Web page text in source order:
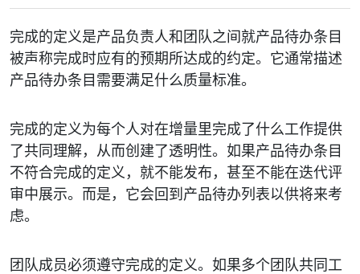
完成的定义是产品负责人和团队之间就产品待办条目
被声称完成时应有的预期所达成的约定。它通常描述
产品待办条目需要满足什么质量标准。
完成的定义为每个人对在增量里完成了什么工作提供
了共同理解，从而创建了透明性。如果产品待办条目
不符合完成的定义，就不能发布，甚至不能在迭代评
审中展示。而是，它会回到产品待办列表以供将来考
虑。
团队成员必须遵守完成的定义。如果多个团队共同工